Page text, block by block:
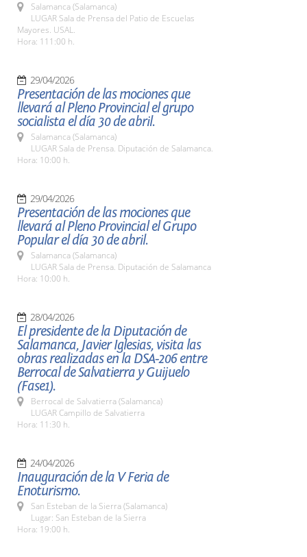
Salamanca (Salamanca)
LUGAR Sala de Prensa del Patio de Escuelas
Mayores. USAL.
Hora: 111:00 h.
29/04/2026
Presentación de las mociones que
llevará al Pleno Provincial el grupo
socialista el día 30 de abril.
Salamanca (Salamanca)
LUGAR Sala de Prensa. Diputación de Salamanca.
Hora: 10:00 h.
29/04/2026
Presentación de las mociones que
llevará al Pleno Provincial el Grupo
Popular el día 30 de abril.
Salamanca (Salamanca)
LUGAR Sala de Prensa. Diputación de Salamanca
Hora: 10:00 h.
28/04/2026
El presidente de la Diputación de
Salamanca, Javier Iglesias, visita las
obras realizadas en la DSA-206 entre
Berrocal de Salvatierra y Guijuelo
(Fase1).
Berrocal de Salvatierra (Salamanca)
LUGAR Campillo de Salvatierra
Hora: 11:30 h.
24/04/2026
Inauguración de la V Feria de
Enoturismo.
San Esteban de la Sierra (Salamanca)
Lugar: San Esteban de la Sierra
Hora: 19:00 h.